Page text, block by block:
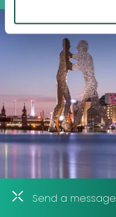
Send a message